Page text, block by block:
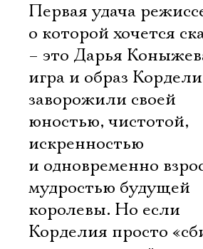
Первая удача
о которой хочется
– это Дарья
игра и образ
заворожили своей
юностью, чистотой,
искренностью
и одновременно
мудростью будущей
королевы. Но если
Корделия просто